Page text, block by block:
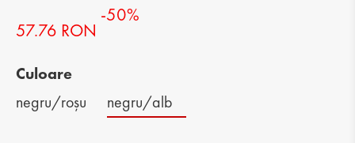
57.76 RON
-50%
Culoare
negru/roșu
negru/alb